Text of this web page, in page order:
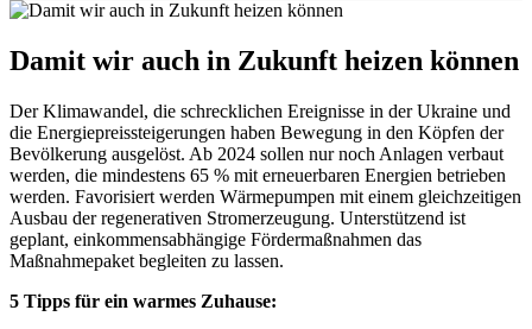
Damit wir auch in Zukunft heizen können
Der Klimawandel, die schrecklichen Ereignisse in der Ukraine und
die Energiepreissteigerungen haben Bewegung in den Köpfen der
Bevölkerung ausgelöst. Ab 2024 sollen nur noch Anlagen verbaut
werden, die mindestens 65 % mit erneuerbaren Energien betrieben
werden. Favorisiert werden Wärmepumpen mit einem gleichzeitigen
Ausbau der regenerativen Stromerzeugung. Unterstützend ist
geplant, einkommensabhängige Fördermaßnahmen das
Maßnahmepaket begleiten zu lassen.
5 Tipps für ein warmes Zuhause: